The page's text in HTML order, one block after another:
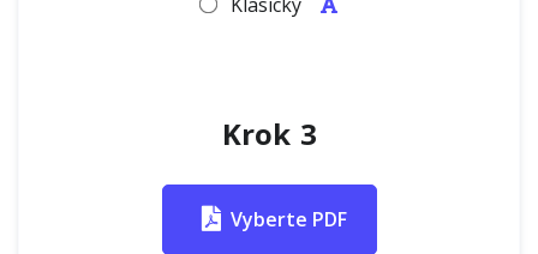
Krok 3
Vyberte PDF